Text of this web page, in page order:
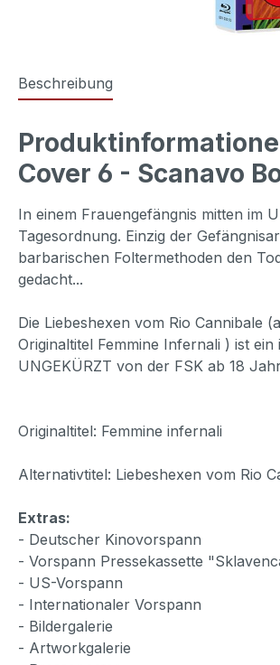
Beschreibung
Cover 6 - Scanavo
In einem Frauengefängnis mitten im
Tagesordnung. Einzig der
barbarischen Foltermethoden den
gedacht...
Die Liebeshexen vom Rio Cannibale
Originaltitel Femmine Infernali ) ist
UNGEKÜRZT von der FSK ab 18
Originaltitel: Femmine infernali
Alternativtitel: Liebeshexen vom Rio
Extras:
- Deutscher Kinovorspann
- Vorspann Pressekassette
- US-Vorspann
- Internationaler Vorspann
- Bildergalerie
- Artworkgalerie